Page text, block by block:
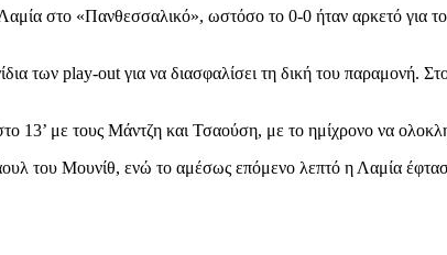
στο «Πανθεσσαλικό», ωστόσο το 0-0 ήταν αρκετό για
των play-out για να διασφαλίσει τη δική του
13’ με τους Μάντζη και Τσαούση, με το ημίχρονο να
του Μουνίθ, ενώ το αμέσως επόμενο λεπτό η Λαμία